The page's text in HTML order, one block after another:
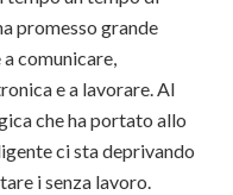
promesso grande
comunicare,
e a lavorare. Al
che ha portato allo
ci sta deprivando
i senza lavoro.